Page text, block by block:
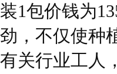
装1包价钱为
劲，不仅使种
有关行业工人